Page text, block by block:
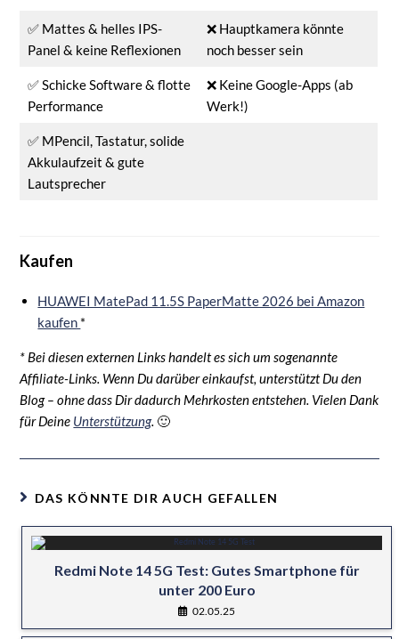
✅ Mattes & helles IPS-
Panel & keine Reflexionen
❌ Hauptkamera könnte
noch besser sein
✅ Schicke Software & flotte
Performance
❌ Keine Google-Apps (ab
Werk!)
✅ MPencil, Tastatur, solide
Akkulaufzeit & gute
Lautsprecher
Kaufen
HUAWEI MatePad 11.5S PaperMatte 2026 bei Amazon
kaufen *
* Bei diesen externen Links handelt es sich um sogenannte
Affiliate-Links. Wenn Du darüber einkaufst, unterstützt Du den
Blog – ohne dass Dir dadurch Mehrkosten entstehen. Vielen Dank
für Deine Unterstützung. 🙂
DAS KÖNNTE DIR AUCH GEFALLEN
Redmi Note 14 5G Test: Gutes Smartphone für
unter 200 Euro
02.05.25